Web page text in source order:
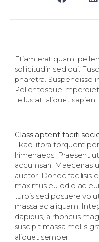
Etiam erat quam,
sollicitudin sed dui.
pharetra. Suspendisse
Pellentesque
tellus at, aliquet sapien.
Class aptent taciti
Lkad litora torquent
himenaeos. Praesent
accumsan. Maecenas
auctor. Donec facilisis
maximus eu odio ac
turpis sed posuere
massa ac aliquam.
dapibus, a rhoncus
suscipit massa mollis
aliquet semper.